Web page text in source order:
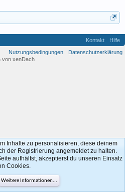
Kontakt
Hilfe
Nutzungsbedingungen
Datenschutzerklärung
von xenDach
Inhalte zu personalisieren, diese deinem
der Registrierung angemeldet zu halten.
aufhältst, akzeptierst du unseren Einsatz
Cookies.
Weitere Informationen...